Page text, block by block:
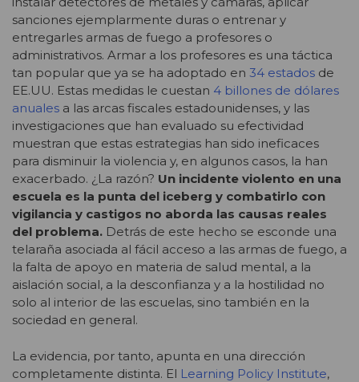
sanciones ejemplarmente duras o entrenar y
entregarles armas de fuego a profesores o
administrativos. Armar a los profesores es una táctica
tan popular que ya se ha adoptado en 34 estados de
EE.UU. Estas medidas le cuestan 4 billones de dólares
anuales a las arcas fiscales estadounidenses, y las
investigaciones que han evaluado su efectividad
muestran que estas estrategias han sido ineficaces
para disminuir la violencia y, en algunos casos, la han
exacerbado. ¿La razón? Un incidente violento en una
escuela es la punta del iceberg y combatirlo con
vigilancia y castigos no aborda las causas reales
del problema. Detrás de este hecho se esconde una
telaraña asociada al fácil acceso a las armas de fuego, a
la falta de apoyo en materia de salud mental, a la
aislación social, a la desconfianza y a la hostilidad no
solo al interior de las escuelas, sino también en la
sociedad en general.
La evidencia, por tanto, apunta en una dirección
completamente distinta. El Learning Policy Institute,